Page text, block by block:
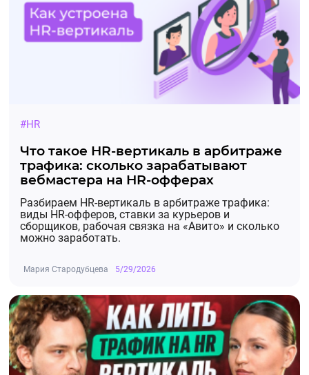
#HR
Что такое HR-вертикаль в арбитраже
трафика: сколько зарабатывают
вебмастера на HR-офферах
Разбираем HR-вертикаль в арбитраже трафика:
виды HR-офферов, ставки за курьеров и
сборщиков, рабочая связка на «Авито» и сколько
можно заработать.
Мария Стародубцева 5/29/2026